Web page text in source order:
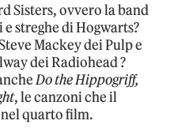
Sisters, ovvero la band
streghe di Hogwarts?
Mackey dei Pulp e
dei Radiohead ?
Do the Hippogriff,
, le canzoni che il
quarto film.